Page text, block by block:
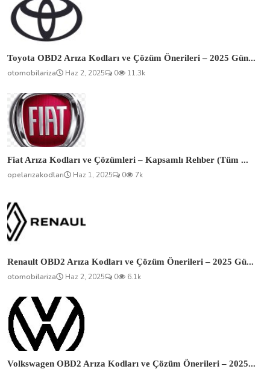
Toyota OBD2 Arıza Kodları ve Çözüm Önerileri – 2025 Gün...
otomobilariza
Haz 2, 2025 0 11.3k
Fiat Arıza Kodları ve Çözümleri – Kapsamlı Rehber (Tüm ...
opelarızakodları
Haz 1, 2025 0 7k
Renault OBD2 Arıza Kodları ve Çözüm Önerileri – 2025 Gü...
otomobilariza
Haz 2, 2025 0 6.1k
Volkswagen OBD2 Arıza Kodları ve Çözüm Önerileri – 2025...